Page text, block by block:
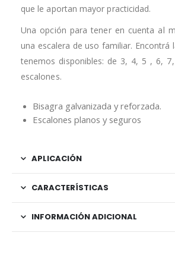
que le aportan mayor practicidad.
Una opción para tener en cuenta al
una escalera de uso familiar. Encontrá
tenemos disponibles: de 3, 4, 5 , 6,
escalones.
Bisagra galvanizada y reforzada.
Escalones planos y seguros
APLICACIÓN
CARACTERÍSTICAS
INFORMACIÓN ADICIONAL